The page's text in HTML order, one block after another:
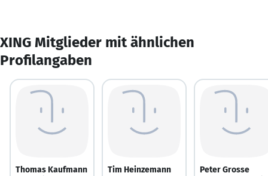
XING Mitglieder mit ähnlichen
Profilangaben
Thomas Kaufmann Tim Heinzemann Peter Grosse